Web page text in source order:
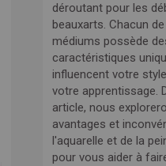
déroutant pour les
beauxarts. Chacun
médiums possède
caractéristiques
influencent votre
votre apprentissage.
article, nous
avantages et
l'aquarelle et de la
pour vous aider à